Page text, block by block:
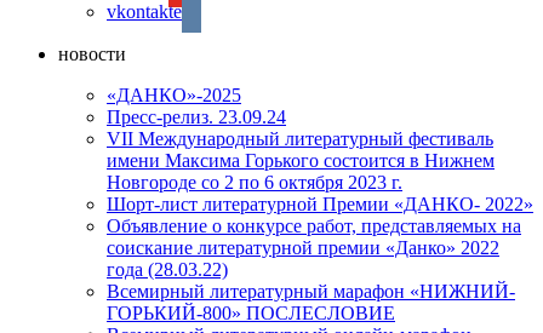
vkontakte
новости
«ДАНКО»-2025
Пресс-релиз. 23.09.24
VII Международный литературный фестиваль
имени Максима Горького состоится в Нижнем
Новгороде со 2 по 6 октября 2023 г.
Шорт-лист литературной Премии «ДАНКО- 2022»
Объявление о конкурсе работ, представляемых на
соискание литературной премии «Данко» 2022
года (28.03.22)
Всемирный литературный марафон «НИЖНИЙ-
ГОРЬКИЙ-800» ПОСЛЕСЛОВИЕ